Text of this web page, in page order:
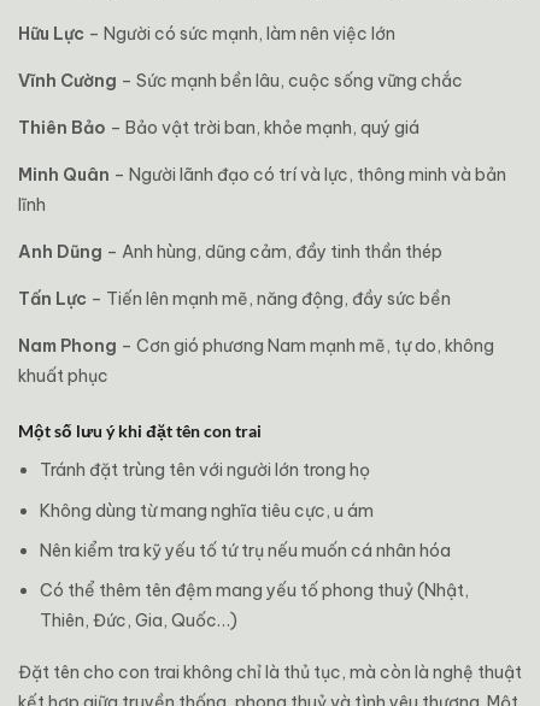
Hữu Lực – Người có sức mạnh, làm nên việc lớn
Vĩnh Cường – Sức mạnh bền lâu, cuộc sống vững chắc
Thiên Bảo – Bảo vật trời ban, khỏe mạnh, quý giá
Minh Quân – Người lãnh đạo có trí và lực, thông minh và bản
lĩnh
Anh Dũng – Anh hùng, dũng cảm, đầy tinh thần thép
Tấn Lực – Tiến lên mạnh mẽ, năng động, đầy sức bền
Nam Phong – Cơn gió phương Nam mạnh mẽ, tự do, không
khuất phục
Một số lưu ý khi đặt tên con trai
Tránh đặt trùng tên với người lớn trong họ
Không dùng từ mang nghĩa tiêu cực, u ám
Nên kiểm tra kỹ yếu tố tứ trụ nếu muốn cá nhân hóa
Có thể thêm tên đệm mang yếu tố phong thuỷ (Nhật,
Thiên, Đức, Gia, Quốc…)
Đặt tên cho con trai không chỉ là thủ tục, mà còn là nghệ thuật